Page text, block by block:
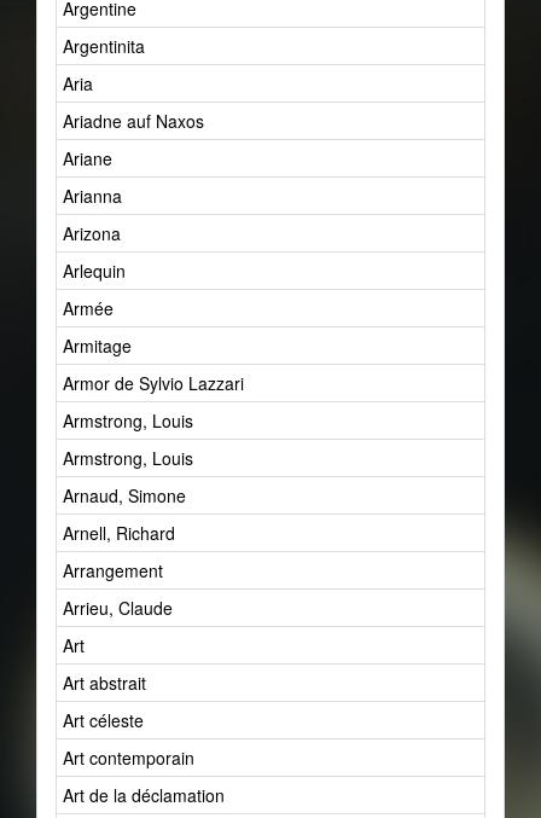
Argentine
Argentinita
Aria
Ariadne auf Naxos
Ariane
Arianna
Arizona
Arlequin
Armée
Armitage
Armor de Sylvio Lazzari
Armstrong, Louis
Armstrong, Louis
Arnaud, Simone
Arnell, Richard
Arrangement
Arrieu, Claude
Art
Art abstrait
Art céleste
Art contemporain
Art de la déclamation